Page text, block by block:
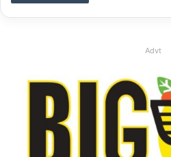
Advt